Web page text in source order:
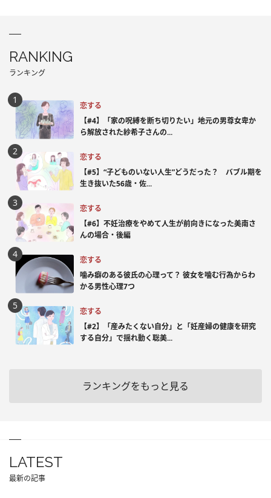
RANKING
ランキング
恋する
【#4】「家の呪縛を断ち切りたい」地元の男尊女卑か
ら解放された紗希子さんの...
恋する
【#5】“子どものいない人生”どうだった？ バブル期を
生き抜いた56歳・佐...
恋する
【#6】不妊治療をやめて人生が前向きになった美南さ
んの場合・後編
恋する
噛み癖のある彼氏の心理って？ 彼女を噛む行為からわ
かる男性心理7つ
恋する
【#2】「産みたくない自分」と「妊産婦の健康を研究
する自分」で揺れ動く聡美...
ランキングをもっと見る
LATEST
最新の記事